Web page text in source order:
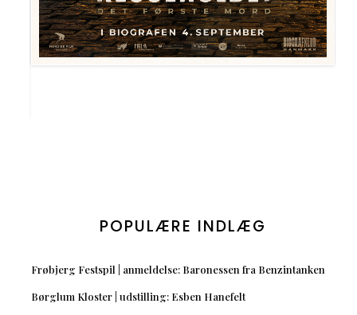
POPULÆRE INDLÆG
Frøbjerg Festspil | anmeldelse: Baronessen fra Benzintanken
Børglum Kloster | udstilling: Esben Hanefelt